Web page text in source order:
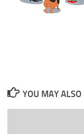
YOU MAY ALSO